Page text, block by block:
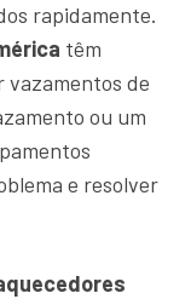
rapidamente.
têm
vazamentos de
ou um
e resolver